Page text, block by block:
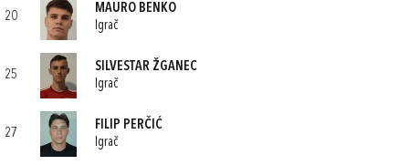
20
MAURO BENKO
Igrač
25
SILVESTAR ŽGANEC
Igrač
27
FILIP PERČIĆ
Igrač